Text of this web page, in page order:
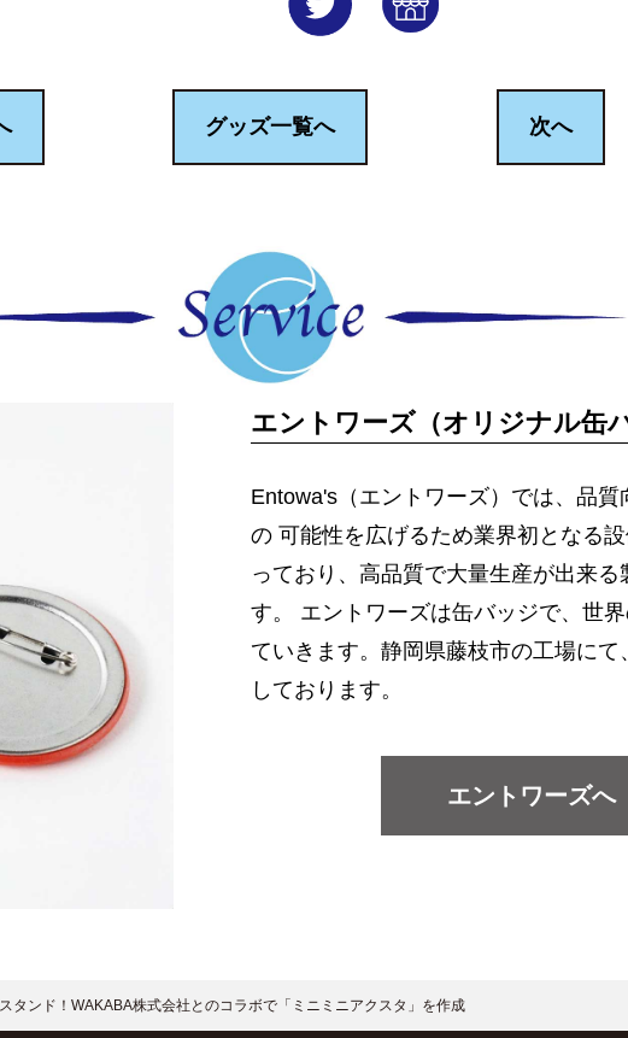
グッズ一覧へ 次へ
エントワーズ（オリジナル缶
Entowa's（エントワーズ）では、品
の 可能性を広げるため業界初となる
っており、高品質で大量生産が出来る
す。 エントワーズは缶バッジで、世
ていきます。静岡県藤枝市の工場に
しております。
エントワーズへ
タンド！WAKABA株式会社とのコラボで「ミニミニアクスタ」を作成